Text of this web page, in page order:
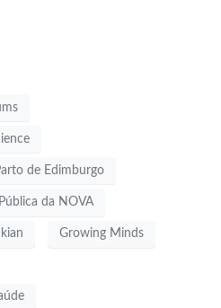
de Edimburgo
da NOVA
Growing Minds